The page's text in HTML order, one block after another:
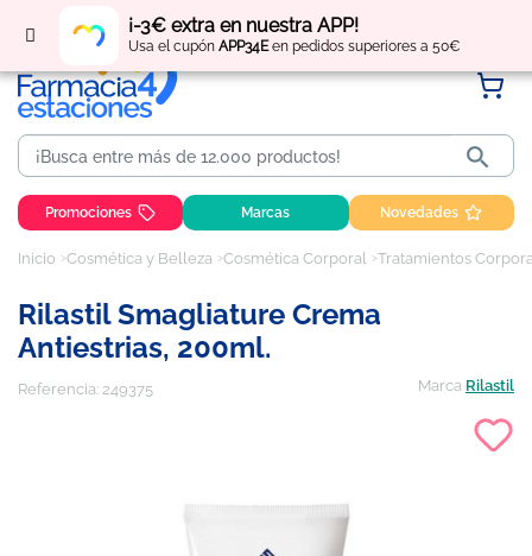
¡-3€ extra en nuestra APP!
Usa el cupón APP34Een pedidos superiores a 50€
Regístratey obtén puntos por tus compras

Promociones Marcas Novedades
Inicio Cosmética y Belleza Cosmética Corporal Tratamientos
Rilastil Smagliature Crema
Antiestrias, 200ml.
Referencia: 249375 Marca Rilastil